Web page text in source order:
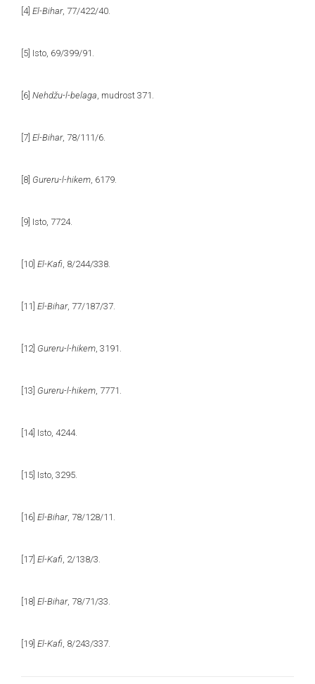
[4] El-Bihar, 77/422/40.
[5] Isto, 69/399/91.
[6] Nehdžu-l-belaga, mudrost 371.
[7] El-Bihar, 78/111/6.
[8] Gureru-l-hikem, 6179.
[9] Isto, 7724.
[10] El-Kafi, 8/244/338.
[11] El-Bihar, 77/187/37.
[12] Gureru-l-hikem, 3191.
[13] Gureru-l-hikem, 7771.
[14] Isto, 4244.
[15] Isto, 3295.
[16] El-Bihar, 78/128/11.
[17] El-Kafi, 2/138/3.
[18] El-Bihar, 78/71/33.
[19] El-Kafi, 8/243/337.